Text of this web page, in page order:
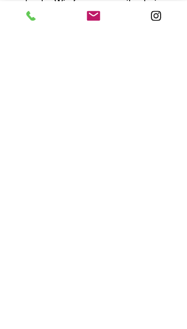
zustande. Wir freuen uns, ihn bei uns
begrüßen zu dürfen. Er soll und wird